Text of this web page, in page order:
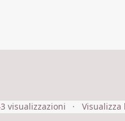
visualizzazioni